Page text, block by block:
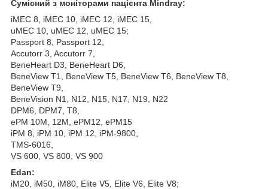
Сумісний з моніторами пацієнта Mindray:
iMEC 8, iMEC 10, iMEC 12, iMEC 15,
uMEC 10, uMEC 12, uMEC 15;
Passport 8, Passport 12,
Accutorr 3, Accutorr 7,
BeneHeart D3, BeneHeart D6,
BeneView T1, BeneView T5, BeneView T6, BeneView T8,
BeneView T9,
BeneVision N1, N12, N15, N17, N19, N22
DPM6, DPM7, T8,
ePM 10M, 12M, ePM12, ePM15
iPM 8, iPM 10, iPM 12, iPM-9800,
TMS-6016,
VS 600, VS 800, VS 900
Edan:
iM20, iM50, iM80, Elite V5, Elite V6, Elite V8;